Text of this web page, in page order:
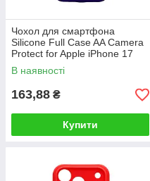
Чохол для смартфона
Silicone Full Case AA Camera
Protect for Apple iPhone 17
Pro Max 22,Dark Purple
В наявності
163,88 ₴
Купити